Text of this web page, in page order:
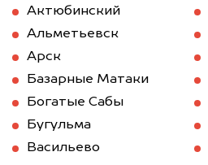
Актюбинский
Альметьевск
Арск
Базарные Матаки
Богатые Сабы
Бугульма
Васильево